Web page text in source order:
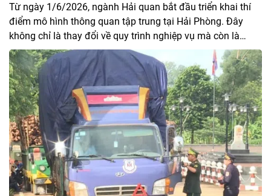
Từ ngày 1/6/2026, ngành Hải quan bắt đầu triển khai thí
điểm mô hình thông quan tập trung tại Hải Phòng. Đây
không chỉ là thay đổi về quy trình nghiệp vụ mà còn là
bước chuyển lớn trong cách quản lý hoạt động xuất nhập
khẩu bằng dữ liệu và quản trị rủi ro. Với doanh nghiệp
logistics, forwarder, sản xuất xuất khẩu hay đại lý hải quan,
cuộc chơi mới sẽ không còn dựa vào kinh nghiệm xử lý hồ
sơ hay “quan hệ cửa khẩu”, mà chuyển sang năng lực số
hóa, tuân thủ và quản trị dữ liệu.